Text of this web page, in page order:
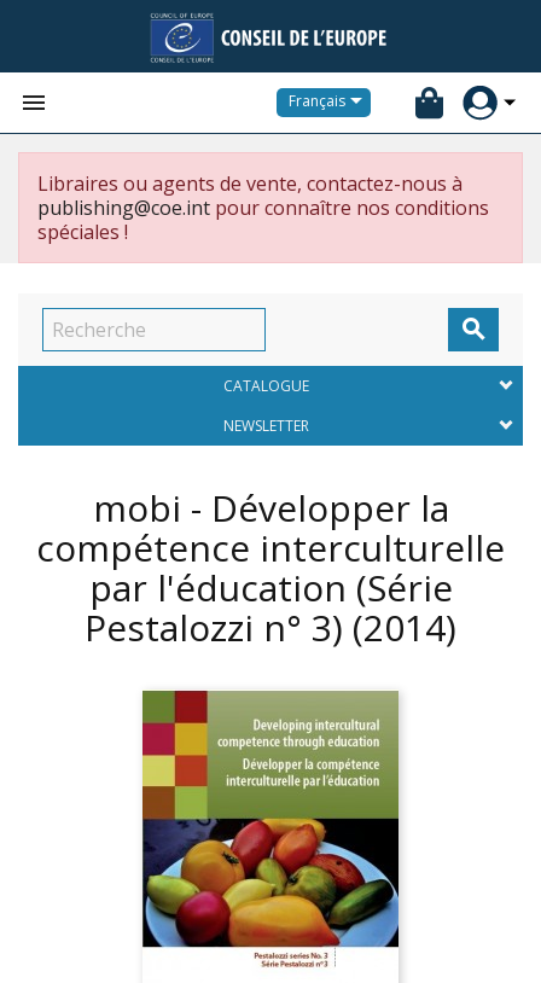
 Français
Libraires ou agents de vente, contactez-nous à
publishing@coe.int pour connaître nos conditions
spéciales !

CATALOGUE
NEWSLETTER
mobi - Développer la
compétence interculturelle
par l'éducation (Série
Pestalozzi n° 3) (2014)